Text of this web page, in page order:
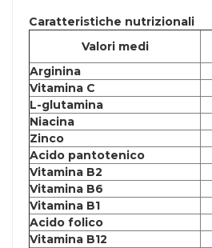
Caratteristiche nutrizionali
Valori medi
Arginina
Vitamina C
L-glutamina
Niacina
Zinco
Acido pantotenico
Vitamina B2
Vitamina B6
Vitamina B1
Acido folico
Vitamina B12